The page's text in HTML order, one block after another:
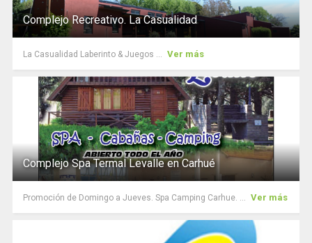
Complejo Recreativo. La Casualidad
La Casualidad Laberinto & Juegos ... Ver más
Complejo Spa Termal Levalle en Carhué
Promoción de Domingo a Jueves. Spa Camping Carhue. ... Ver más